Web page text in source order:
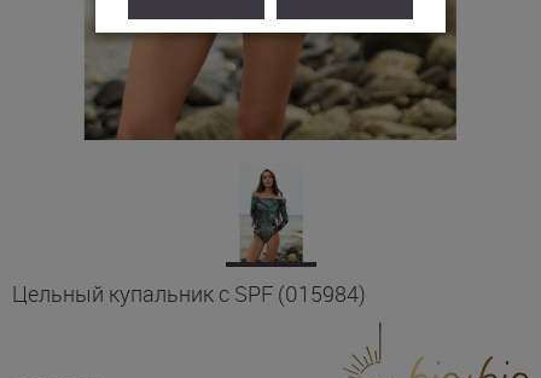
Цельный купальник с SPF (015984)